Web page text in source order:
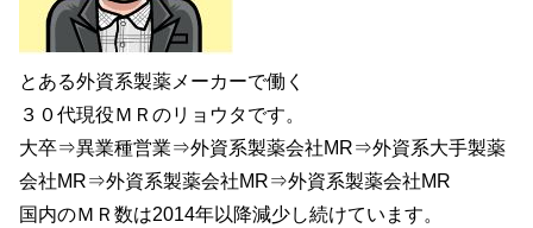
とある外資系製薬メーカーで働く
３０代現役ＭＲのリョウタです。
大卒⇒異業種営業⇒外資系製薬会社MR⇒外資系大手製薬
会社MR⇒外資系製薬会社MR⇒外資系製薬会社MR
国内のＭＲ数は2014年以降減少し続けています。